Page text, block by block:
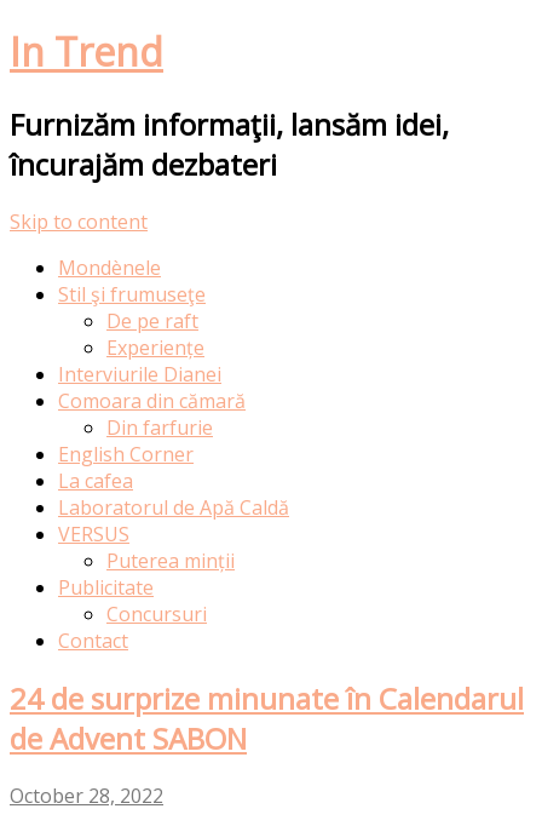
In Trend
Furnizăm informaţii, lansăm idei,
încurajăm dezbateri
Skip to content
Mondènele
Stil şi frumuseţe
De pe raft
Experiențe
Interviurile Dianei
Comoara din cămară
Din farfurie
English Corner
La cafea
Laboratorul de Apă Caldă
VERSUS
Puterea minții
Publicitate
Concursuri
Contact
24 de surprize minunate în Calendarul
de Advent SABON
October 28, 2022